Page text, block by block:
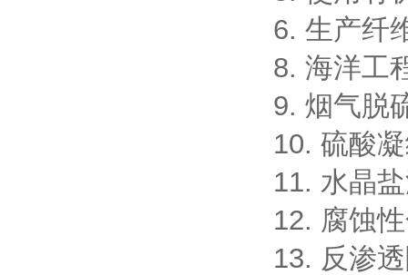
6. 生产纤
8. 海洋
9. 烟气脱
10. 硫酸
11. 水晶
12. 腐蚀
13. 反渗